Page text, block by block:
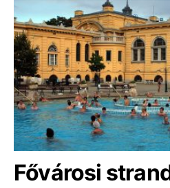
Fővárosi